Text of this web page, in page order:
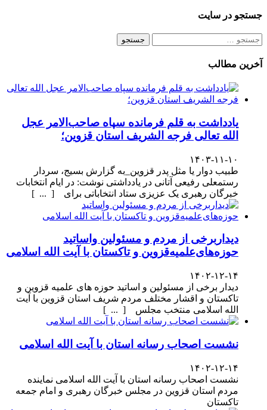
جستجو در سایت
جستجو
آخرین مطالب
یادداشت به قلم فرمانده سپاه صاحب‌الامر عجل
الله تعالی فرجه الشریف استان قزوین؛
۱۴۰۳-۱۱-۱۰
طبیب دوار یا مثل پدر قزوین_به گزارش بسیج، سردار
رستمعلی رفیعی آتانی در یادداشتی نوشت: در ایام انتخابات
خبرگان رهبری یک عزیزی ستاد انتخاباتی برای [ ... ]
دیداربرخی از مردم و مسئولین واساتید
حوزه‌های‌علمیه‌قزوین و تاکستان با آیت الله اسلامی
۱۴۰۲-۱۲-۱۴
دیدار برخی از مسئولین و اساتید حوزه های علمیه قزوین و
تاکستان و اقشار مختلف مردم شریف استان قزوین با آیت
الله اسلامی منتخب مجلس [ ... ]
نشست اصحاب رسانه استان با آیت الله اسلامی
۱۴۰۲-۱۲-۱۴
نشست اصحاب رسانه استان با آیت الله اسلامی نماینده
مردم استان قزوین در مجلس خبرگان رهبری و امام جمعه
تاکستان